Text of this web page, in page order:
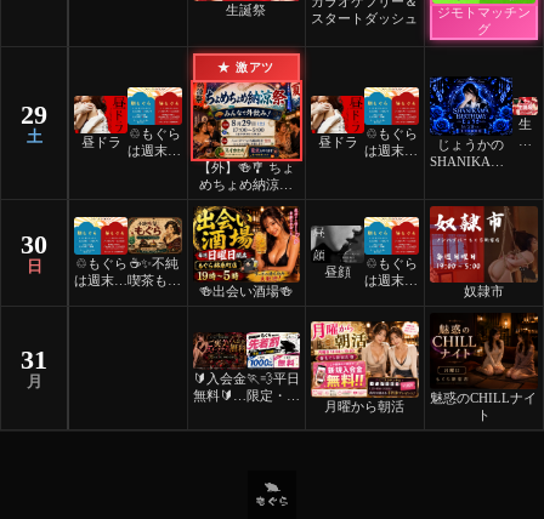
生誕祭
スタートダッシュ
ジモトマッチン
グ
29
土 昼ドラ
♲もぐら
は週末祝
★ 激アツ
【外】🍻🎐 ちょ
めちょめ納涼祭
🎐🍻
昼ドラ
♲もぐら
は週末祝
じょうかの
SHANIKAMA
生
30
日
♲もぐら
は週末祝
☕️✨不純
喫茶もぐ
🍻出会い酒場🍻
昼顔
♲もぐら
は週末祝
奴隷市
31
月
🔰入会金
無料🔰ご
ーツナイ
🏃💨平日
限定・先
月曜から朝活
魅惑のCHILLナイ
ト